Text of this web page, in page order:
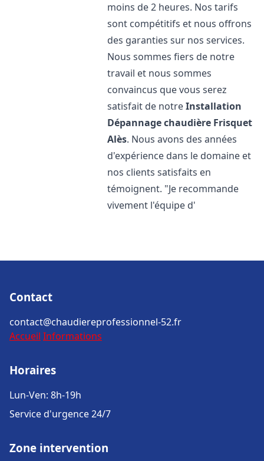
moins de 2 heures. Nos tarifs
sont compétitifs et nous offrons
des garanties sur nos services.
Nous sommes fiers de notre
travail et nous sommes
convaincus que vous serez
satisfait de notreInstallation
Dépannage chaudière Frisquet
Alès. Nous avons des années
d'expérience dans le domaine et
nos clients satisfaits en
témoignent. "Je recommande
vivement l'équipe d'
Contact
contact@chaudiereprofessionnel-52.fr
Accueil Informations
Horaires
Lun-Ven: 8h-19h
Service d'urgence 24/7
Zone intervention